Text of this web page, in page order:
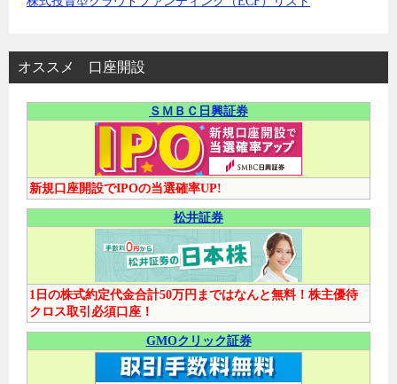
オススメ 口座開設
ＳＭＢＣ日興証券
新規口座開設でIPOの当選確率UP!
松井証券
1日の株式約定代金合計50万円まではなんと無料！株主優待
クロス取引必須口座！
GMOクリック証券